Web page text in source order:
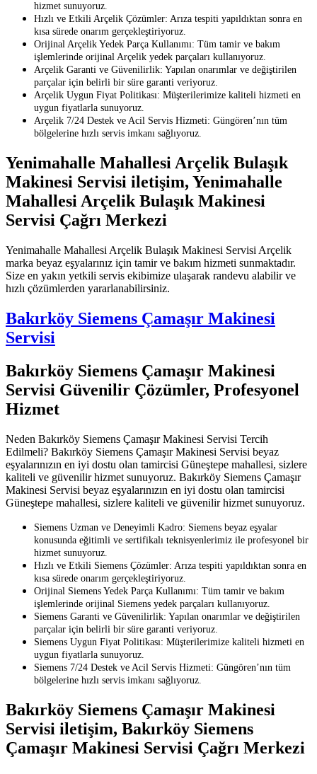
hizmet sunuyoruz.
Hızlı ve Etkili Arçelik Çözümler: Arıza tespiti yapıldıktan sonra en
kısa sürede onarım gerçekleştiriyoruz.
Orijinal Arçelik Yedek Parça Kullanımı: Tüm tamir ve bakım
işlemlerinde orijinal Arçelik yedek parçaları kullanıyoruz.
Arçelik Garanti ve Güvenilirlik: Yapılan onarımlar ve değiştirilen
parçalar için belirli bir süre garanti veriyoruz.
Arçelik Uygun Fiyat Politikası: Müşterilerimize kaliteli hizmeti en
uygun fiyatlarla sunuyoruz.
Arçelik 7/24 Destek ve Acil Servis Hizmeti: Güngören’nın tüm
bölgelerine hızlı servis imkanı sağlıyoruz.
Yenimahalle Mahallesi Arçelik Bulaşık
Makinesi Servisi iletişim, Yenimahalle
Mahallesi Arçelik Bulaşık Makinesi
Servisi Çağrı Merkezi
Yenimahalle Mahallesi Arçelik Bulaşık Makinesi Servisi Arçelik
marka beyaz eşyalarınız için tamir ve bakım hizmeti sunmaktadır.
Size en yakın yetkili servis ekibimize ulaşarak randevu alabilir ve
hızlı çözümlerden yararlanabilirsiniz.
Bakırköy Siemens Çamaşır Makinesi
Servisi
Bakırköy Siemens Çamaşır Makinesi
Servisi Güvenilir Çözümler, Profesyonel
Hizmet
Neden Bakırköy Siemens Çamaşır Makinesi Servisi Tercih
Edilmeli? Bakırköy Siemens Çamaşır Makinesi Servisi beyaz
eşyalarınızın en iyi dostu olan tamircisi Güneştepe mahallesi, sizlere
kaliteli ve güvenilir hizmet sunuyoruz. Bakırköy Siemens Çamaşır
Makinesi Servisi beyaz eşyalarınızın en iyi dostu olan tamircisi
Güneştepe mahallesi, sizlere kaliteli ve güvenilir hizmet sunuyoruz.
Siemens Uzman ve Deneyimli Kadro: Siemens beyaz eşyalar
konusunda eğitimli ve sertifikalı teknisyenlerimiz ile profesyonel bir
hizmet sunuyoruz.
Hızlı ve Etkili Siemens Çözümler: Arıza tespiti yapıldıktan sonra en
kısa sürede onarım gerçekleştiriyoruz.
Orijinal Siemens Yedek Parça Kullanımı: Tüm tamir ve bakım
işlemlerinde orijinal Siemens yedek parçaları kullanıyoruz.
Siemens Garanti ve Güvenilirlik: Yapılan onarımlar ve değiştirilen
parçalar için belirli bir süre garanti veriyoruz.
Siemens Uygun Fiyat Politikası: Müşterilerimize kaliteli hizmeti en
uygun fiyatlarla sunuyoruz.
Siemens 7/24 Destek ve Acil Servis Hizmeti: Güngören’nın tüm
bölgelerine hızlı servis imkanı sağlıyoruz.
Bakırköy Siemens Çamaşır Makinesi
Servisi iletişim, Bakırköy Siemens
Çamaşır Makinesi Servisi Çağrı Merkezi